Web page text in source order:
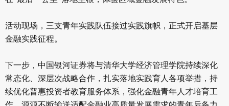
活动现场，三支青年实践队伍接过实践旗帜，正式开启基层
金融实践征程。
下一步，中国银河证券将与清华大学经济管理学院持续深化
常态化、深层次战略合作，扎实落地实践育人各项举措，持
续优化普惠投资者教育服务体系，强化金融青年人才培育工